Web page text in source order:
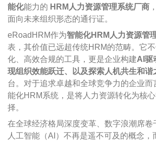
能化能力的 HRM 人力资源管理系统厂商
面向未来组织形态的通行证。
eRoad HRM作为智能化HRM 人力资源管
表，其价值已远超传统HRM的范畴。它
化、高效合规的工具，更是企业构建AI 驱
现组织效能跃迁、以及探索人机共生和谐
台。对于追求卓越和全球竞争力的企业而
能化HRM系统，是将人力资源转化为核
择。
在全球经济格局深度变革、数字浪潮席卷
人工智能（AI ）不再是遥不可及的概念，